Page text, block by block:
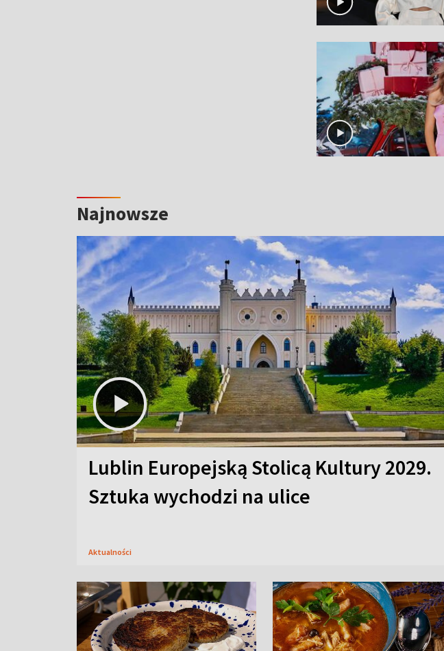
Najnowsze
Lublin Europejską Stolicą Kultury 2029.
Sztuka wychodzi na ulice
Aktualności